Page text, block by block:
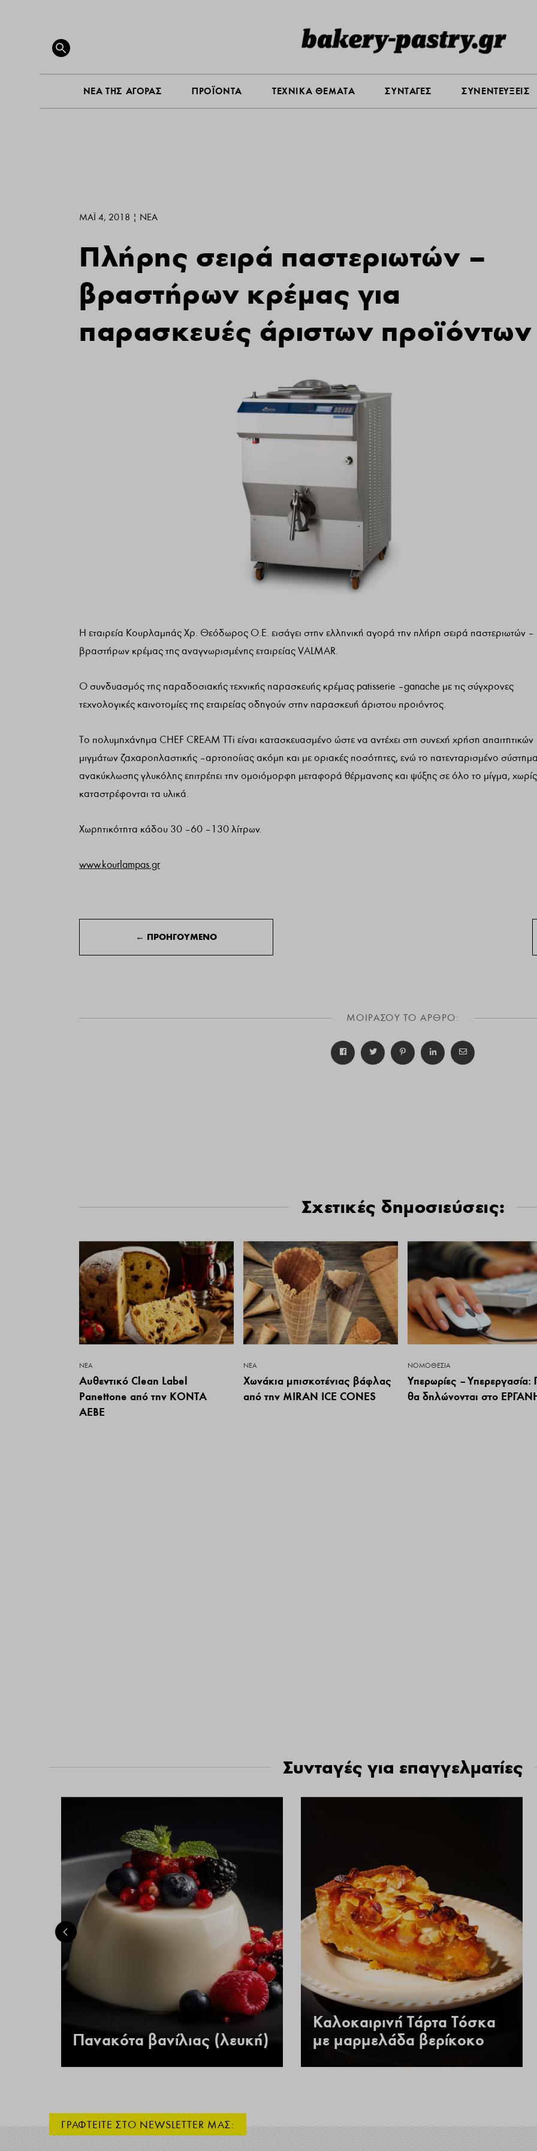
Search
for:
SEARCH BUTTON
ΝΕΑ ΤΗΣ ΑΓΟΡΑΣ ΠΡΟΪΟΝΤΑ ΤΕΧΝΙΚΑ ΘΕΜΑΤΑ ΣΥΝΤΑΓΕΣ ΣΥΝΕΝΤΕΥΞΕΙΣ
ΜΆΙ 4, 2018 | ΝΕΑ
Πλήρης σειρά παστεριωτών –
βραστήρων κρέμας για
παρασκευές άριστων προϊόντων
Η εταιρεία Κουρλαμπάς Χρ. Θεόδωρος Ο.Ε. εισάγει στην ελληνική αγορά την πλήρη σειρά παστεριωτών –
βραστήρων κρέμας της αναγνωρισμένης εταιρείας VALMAR.
O συνδυασμός της παραδοσιακής τεχνικής παρασκευής κρέμας patisserie – ganache με τις σύγχρονες
τεχνολογικές καινοτομίες της εταιρείας οδηγούν στην παρασκευή άριστου προιόντος.
Το πολυμηχάνημα CHEF CREAM TTi είναι κατασκευασμένο ώστε να αντέχει στη συνεχή χρήση απαιτητικών
μιγμάτων ζαχαροπλαστικής – αρτοποίιας ακόμη και με οριακές ποσότητες, ενώ το πατενταρισμένο σύστημα
ανακύκλωσης γλυκόλης επιτρέπει την ομοιόμορφη μεταφορά θέρμανσης και ψύξης σε όλο το μίγμα,
καταστρέφονται τα υλικά.
Χωρητικότητα κάδου 30 – 60 – 130 λίτρων.
www.kourlampas.gr
← ΠΡΟΗΓΟΥΜΕΝΟ
ΜΟΙΡΑΣΟΥ ΤΟ ΑΡΘΡΟ:
Σχετικές δημοσιεύσεις:
ΝΕΑ
Αυθεντικό Clean Label
Panettone από την ΚΟΝΤΑ
ΑΕΒΕ
ΝΕΑ
Χωνάκια μπισκοτένιας βάφλας
από την MIRAN ICE CONES
ΝΟΜΟΘΕΣΊΑ
Υπερωρίες –
θα δηλώνονται στο
Συνταγές για επαγγελματίες
Πανακότα βανίλιας (λευκή)
Καλοκαιρινή Τάρτα Τόσκα
με μαρμελάδα βερίκοκο
ΓΡΑΦΤΕΙΤΕ ΣΤΟ NEWSLETTER ΜΑΣ: